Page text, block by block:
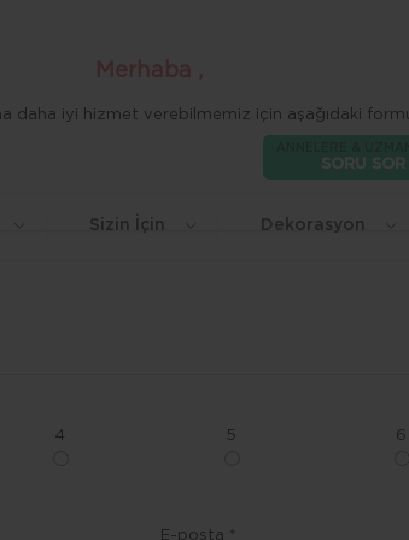
SORU SOR
Sizin İçin Dekorasyon
daha iyi hizmet verebilmemiz için aşağıdaki
4 5 6
E-posta *